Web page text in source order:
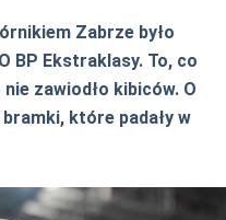
Zabrze było
BP Ekstraklasy. To, co
zawiodło kibiców. O
które padały w